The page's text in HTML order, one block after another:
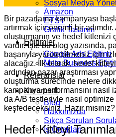
Sosyal Medya
Amazon
ETSY
Grafik Tasarım
Eğitimler
Google Ads Eğitimi
Meta Business
Referanslar
Kurumsal
Blog
Hakkımızda
Sıkça Sorulan
İş Ortakları
Bir pazarlama kampanyası
artırmak için önemli bir
oluşturmanın ve hedef kitlenizi
vardır. İşte bu blog yazısında,
başarıyla yürütebilmeniz için
alacağız. İlk olarak, hedef
ardından pazar araştırması
oluşturma sürecinde nelere
kampanya performansını
da A/B testleriyle nasıl
keşfedeceksiniz. Hazır
Hedef Kitleyi